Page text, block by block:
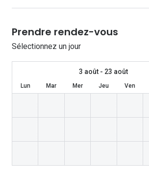
Lunettes de vue femme
Lunettes de soleil femme
Découvrir tous nos conseils
Prendre rendez-vous
Sélectionnez un jour
3 août - 23 août
Lun Mar Mer Jeu Ven